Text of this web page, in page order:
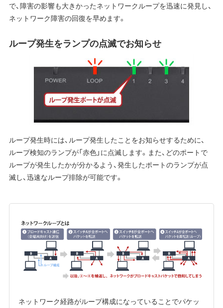
で、障害の影響も大きかったネットワークループを迅速に発見し、
ネットワーク障害の回復を早めます。
ループ発生をランプの点滅でお知らせ
ループ発生時には、ループ発生したことをお知らせするために、
ループ検知のランプが「赤色」に点滅します。また、どのポートで
ループが発生したかが分かるよう、発生したポートのランプが点
滅し、迅速なループ排除が可能です。
ネットワーク経路がループ構成になっていることでパケッ